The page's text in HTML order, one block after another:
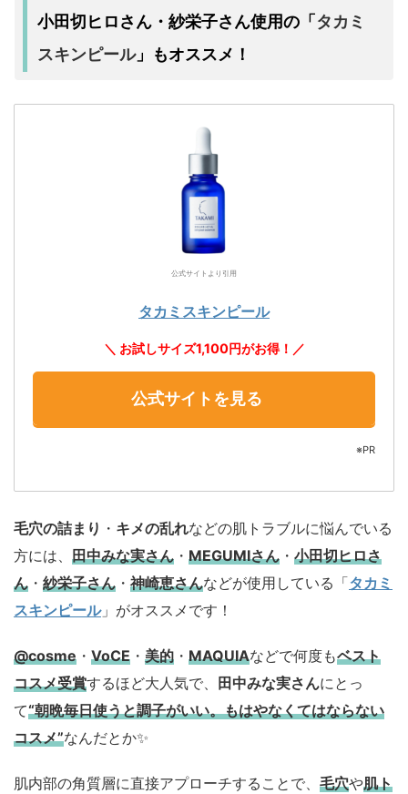
小田切ヒロさん・紗栄子さん使用の「 タカミ
スキンピール」もオススメ！
公式サイトより引用
タカミスキンピール
＼ お試しサイズ1,100円がお得！／
公式サイトを見る
※PR
毛穴の詰まり ・ キメの乱れなどの肌トラブルに悩んでいる
方には、 田中みな実さん ・ MEGUMIさん ・ 小田切ヒロさ
ん ・ 紗栄子さん ・ 神崎恵さんなどが使用している「タカミ
スキンピール」がオススメです！
@cosme ・ VoCE ・ 美的 ・ MAQUIAなどで何度もベスト
コスメ受賞するほど大人気で、 田中みな実さんにとっ
て“朝晩毎日使うと調子がいい。もはやなくてはならない
コスメ”なんだとか✨
肌内部の角質層に直接アプローチすることで、 毛穴や肌ト